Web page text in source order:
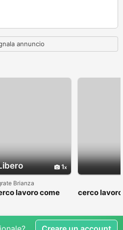
annuncio
1
Brianza
lavoro come
cerco